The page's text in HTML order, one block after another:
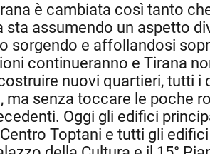
è cambiata così tanto
sta assumendo un aspetto
sorgendo e affollandosi
continueranno e Tirana
nuovi quartieri, tutti
ma senza toccare le poche
Oggi gli edifici
Toptani e tutti gli